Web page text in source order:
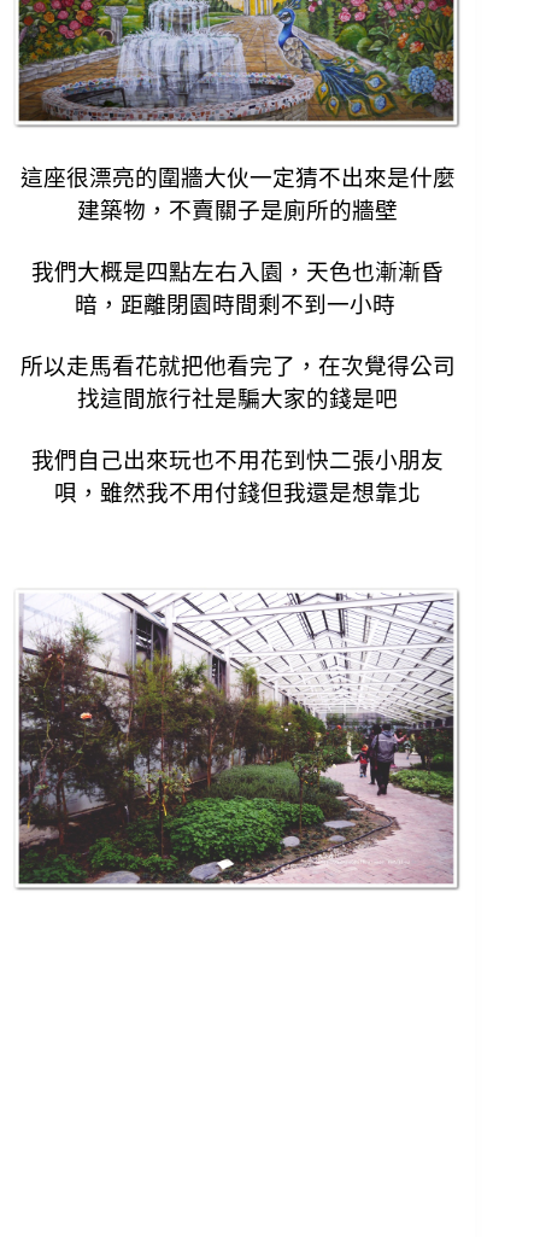
這座很漂亮的圍牆大伙一定猜不出來是什麼
建築物， 不賣關子是廁所的牆壁
我們大概是四點左右入園，天色也漸漸昏
暗， 距離閉園時間剩不到一小時
所以走馬看花就把他看完了， 在次覺得公司
找這間旅行社是騙大家的錢是吧
我們自己出來玩也不用花到快二張小朋友
唄， 雖然我不用付錢但我還是想靠北